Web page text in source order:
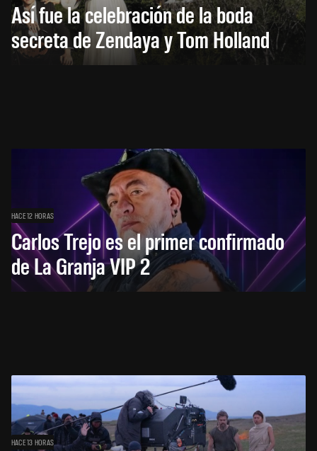
Así fue la celebración de la boda
secreta de Zendaya y Tom Holland
HACE 12 HORAS
Carlos Trejo es el primer confirmado
de La Granja VIP 2
HACE 13 HORAS